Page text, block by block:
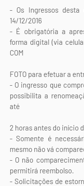
- Os Ingressos desta
14/12/2016
- É obrigatória a
forma digital (via
COM
FOTO para efetuar a
- O ingresso que
possibilita a
até
2 horas antes do início
- Somente é
mesmo não vá
- O não
permitirá reembolso.
- Solicitações de